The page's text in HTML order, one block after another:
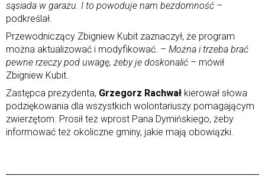
sąsiada w garażu. I to powoduje nam bezdomność –
podkreślał.
Przewodniczący Zbigniew Kubit zaznaczył, że program
można aktualizować i modyfikować. – Można i trzeba brać
pewne rzeczy pod uwagę, żeby je doskonalić – mówił
Zbigniew Kubit.
Zastępca prezydenta, Grzegorz Rachwał kierował słowa
podziękowania dla wszystkich wolontariuszy pomagającym
zwierzętom. Prosił też wprost Pana Dymińskiego, żeby
informować też okoliczne gminy, jakie mają obowiązki.